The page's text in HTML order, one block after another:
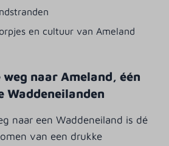
en cultuur van Ameland
weg naar Ameland, één
Waddeneilanden
naar een Waddeneiland is dé
van een drukke